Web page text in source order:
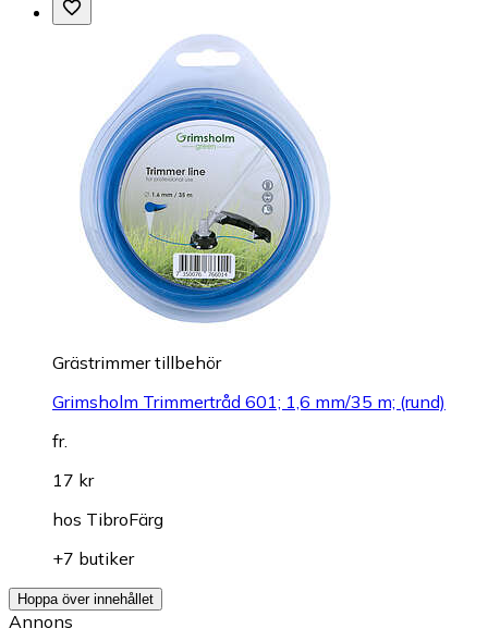
Grästrimmer tillbehör
Grimsholm Trimmertråd 601; 1,6 mm/35 m; (rund)
fr.
17 kr
hos TibroFärg
+7 butiker
Hoppa över innehållet
Annons